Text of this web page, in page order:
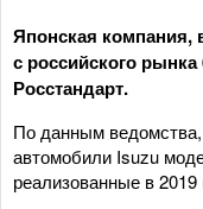
Японская компания,
с российского
Росстандарт.
По данным
автомобили Isuzu
реализованные в 2019